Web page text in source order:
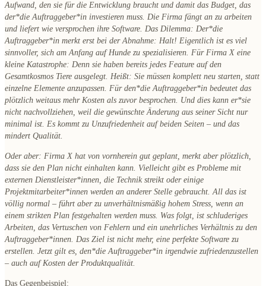
Aufwand, den sie für die Entwicklung braucht und damit das Budget, das
der*die Auftraggeber*in investieren muss. Die Firma fängt an zu arbeiten
und liefert wie versprochen ihre Software. Das Dilemma: Der*die
Auftraggeber*in merkt erst bei der Abnahme: Halt! Eigentlich ist es viel
sinnvoller, sich am Anfang auf Hunde zu spezialisieren. Für Firma X eine
kleine Katastrophe: Denn sie haben bereits jedes Feature auf den
Gesamtkosmos Tiere ausgelegt. Heißt: Sie müssen komplett neu starten, statt
einzelne Elemente anzupassen. Für den*die Auftraggeber*in bedeutet das
plötzlich weitaus mehr Kosten als zuvor besprochen. Und dies kann er*sie
nicht nachvollziehen, weil die gewünschte Änderung aus seiner Sicht nur
minimal ist. Es kommt zu Unzufriedenheit auf beiden Seiten – und das
mindert Qualität.
Oder aber: Firma X hat von vornherein gut geplant, merkt aber plötzlich,
dass sie den Plan nicht einhalten kann. Vielleicht gibt es Probleme mit
externen Dienstleister*innen, die Technik streikt oder einige
Projektmitarbeiter*innen werden an anderer Stelle gebraucht. All das ist
völlig normal – führt aber zu unverhältnismäßig hohem Stress, wenn an
einem strikten Plan festgehalten werden muss. Was folgt, ist schluderiges
Arbeiten, das Vertuschen von Fehlern und ein unehrliches Verhältnis zu den
Auftraggeber*innen. Das Ziel ist nicht mehr, eine perfekte Software zu
erstellen. Jetzt gilt es, den*die Auftraggeber*in irgendwie zufriedenzustellen
– auch auf Kosten der Produktqualität.
Das Gegenbeispiel: